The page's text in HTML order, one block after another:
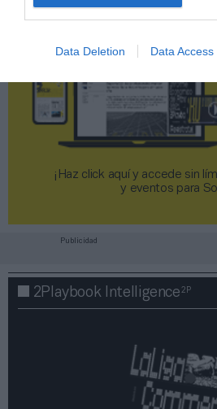
Data Deletion Data Access
¡Haz click aquí y accede sin
y eventos para
Publicidad
2Playbook Intelligence2P